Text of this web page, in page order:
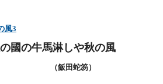
風3
國の牛馬淋しや秋の風
飯田蛇笏）